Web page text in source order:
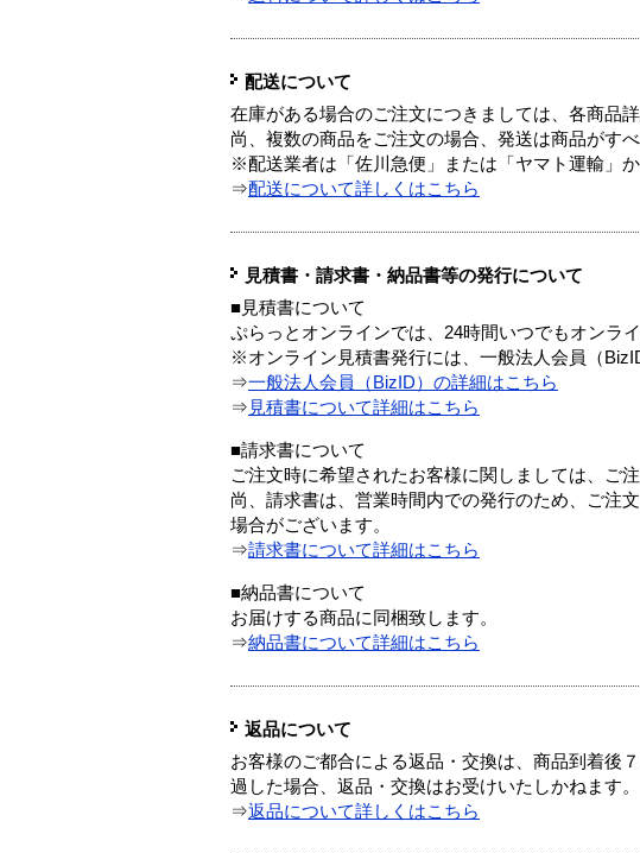
配送について
在庫がある場合のご注文につきましては、各商品
尚、複数の商品をご注文の場合、発送は商品がす
※配送業者は「佐川急便」または「ヤマト運輸」
⇒配送について詳しくはこちら
見積書・請求書・納品書等の発行について
■見積書について
ぷらっとオンラインでは、24時間いつでもオンラ
※オンライン見積書発行には、一般法人会員（
⇒一般法人会員（BizID）の詳細はこちら
⇒ 見積書について詳細はこちら
■請求書について
ご注文時に希望されたお客様に関しましては、ご
尚、請求書は、営業時間内での発行のため、ご注
場合がございます。
⇒請求書について詳細はこちら
■納品書について
お届けする商品に同梱致します。
⇒納品書について詳細はこちら
返品について
お客様のご都合による返品・交換は、商品到着後
過した場合、返品・交換はお受けいたしかねます。
⇒返品について詳しくはこちら